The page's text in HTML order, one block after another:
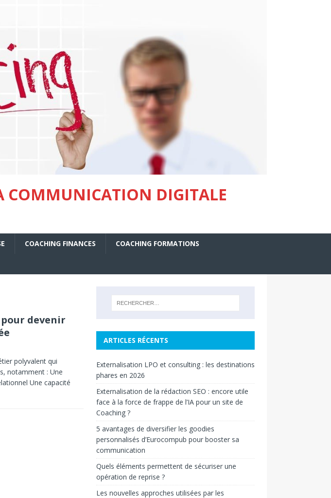
COMMUNICATION DIGITALE
COACHING FINANCES COACHING FORMATIONS
devenir
polyvalent qui
notamment : Une
Une capacité
ARTICLES RÉCENTS
Externalisation LPO et consulting : les destinations
phares en 2026
Externalisation de la rédaction SEO : encore utile
face à la force de frappe de l’IA pour un site de
Coaching ?
5 avantages de diversifier les goodies
personnalisés d’Eurocompub pour booster sa
communication
Quels éléments permettent de sécuriser une
opération de reprise ?
Les nouvelles approches utilisées par les